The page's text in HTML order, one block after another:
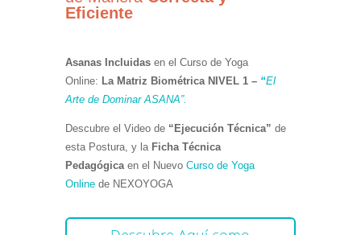
Eficiente
Asanas Incluidas en el Curso de Yoga
Online: La Matriz Biométrica NIVEL 1 – “El
Arte de Dominar ASANA”.
Descubre el Video de “Ejecución Técnica” de
esta Postura, y la Ficha Técnica
Pedagógica en el Nuevo Curso de Yoga
Online de NEXOYOGA